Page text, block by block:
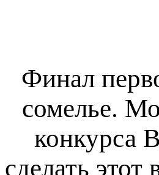
Финал
сомелье.
конкурса
сделать